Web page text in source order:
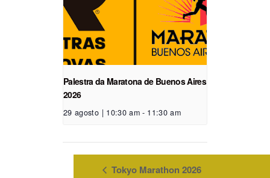
Palestra da Maratona de Buenos Aires
2026
29 agosto | 10:30 am - 11:30 am
Tokyo Marathon 2026